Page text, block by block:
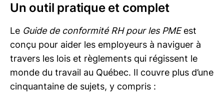
Un outil pratique et complet
Le Guide de conformité RH pour les PMEest
conçu pour aider les employeurs à naviguer à
travers les lois et règlements qui régissent le
monde du travail au Québec. Il couvre plus d’une
cinquantaine de sujets, y compris :